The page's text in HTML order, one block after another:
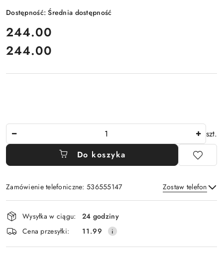
Dostępność:Średnia dostępność
cena:
244.00
Cena:
244.00
szt.
Do koszyka
Zamówienie telefoniczne: 536555147 Zostaw telefon
Wyślij
Dostępność
i
dostawa
Wysyłka w ciągu:
24 godziny
Cena przesyłki:
11.99